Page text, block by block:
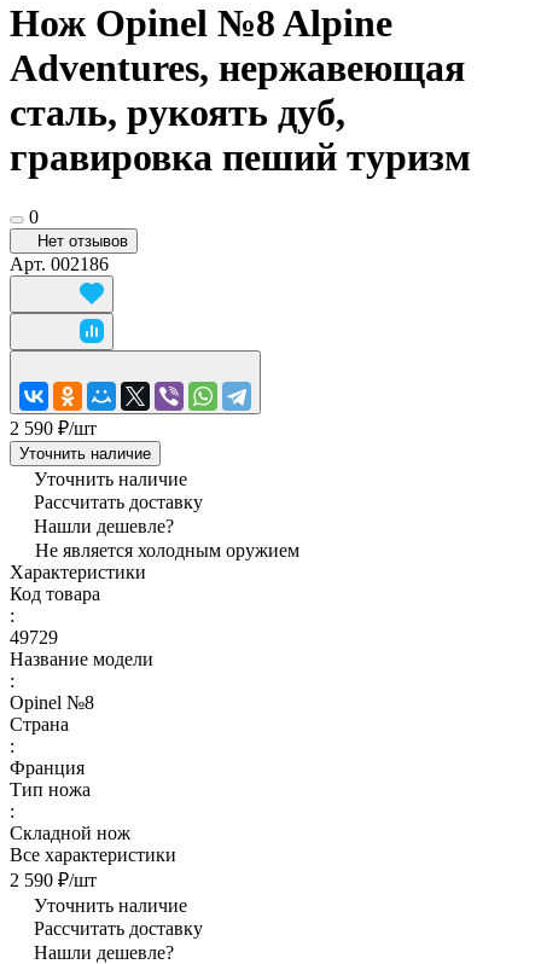
Нож Opinel №8 Alpine
Adventures, нержавеющая
сталь, рукоять дуб,
гравировка пеший туризм
0
Нет отзывов
Арт. 002186
2 590 ₽/шт
Уточнить наличие
Уточнить наличие
Рассчитать доставку
Нашли дешевле?
Не является холодным оружием
Характеристики
Код товара
:
49729
Название модели
:
Opinel №8
Страна
:
Франция
Тип ножа
:
Складной нож
Все характеристики
2 590 ₽/шт
Уточнить наличие
Рассчитать доставку
Нашли дешевле?